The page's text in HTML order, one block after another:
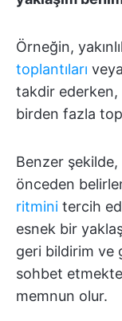
Örneğin,
toplantıları
takdir ederken,
birden fazla
Benzer
önceden
ritmini tercih
esnek bir
geri bildirim ve
sohbet
memnun olur.